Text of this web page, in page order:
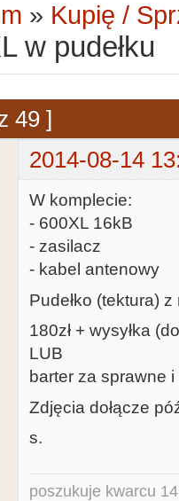
» Kupię /
w pudełku
49 ]
2014-08-14
W komplecie:
- 600XL 16kB
- zasilacz
- kabel antenowy
Pudełko (tektura)
180zł + wysyłka
LUB
barter za sprawne
Zdjęcia dołącze
s.
poszukuje kwarcu